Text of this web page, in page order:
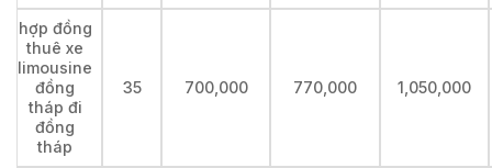
hợp đồng
thuê xe
limousine
đồng
tháp đi
đồng
tháp
35 700,000 770,000 1,050,000